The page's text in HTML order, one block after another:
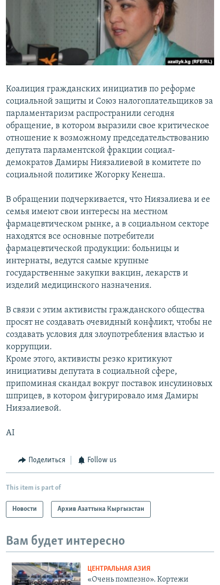
Коалиция гражданских инициатив по реформе
социальной защиты и Союз налогоплательщиков за
парламентаризм распространили сегодня
обращение, в котором выразили свое критическое
отношение к возможному председательствованию
депутата парламентской фракции социал-
демократов Дамиры Ниязалиевой в комитете по
социальной политике Жогорку Кенеша.
В обращении подчеркивается, что Ниязалиева и ее
семья имеют свои интересы на местном
фармацевтическом рынке, а в социальном секторе
находятся все основные потребители
фармацевтической продукции: больницы и
интернаты, ведутся самые крупные
государственные закупки вакцин, лекарств и
изделий медицинского назначения.
В связи с этим активисты гражданского общества
просят не создавать очевидный конфликт, чтобы не
создавать условия для злоупотребления властью и
коррупции.
Кроме этого, активисты резко критикуют
инициативы депутата в социальной сфере,
припоминая скандал вокруг поставок инсулиновых
шприцев, в котором фигурировало имя Дамиры
Ниязалиевой.
AI
Поделиться Follow us
This item is part of
Новости Архив Азаттыка Кыргызстан
Вам будет интересно
ЦЕНТРАЛЬНАЯ АЗИЯ
«Очень помпезно». Кортежи